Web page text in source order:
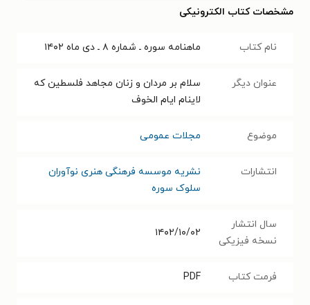
مشخصات کتاب الکترونیکی
نام کتاب ماهنامه سوره ـ شماره ۸ ـ دی ماه ۱۴۰۲
عنوان دیگر
سلام بر مردان و زنان مجاهد فلسطین که
لاینام ایام الخوف
موضوع مجلات عمومی
انتشارات
نشریه موسسه فرهنگی هنری نوآوران
سلوک سوره
سال انتشار
نسخه فیزیکی
۱۴۰۲/۱۰/۰۲
فرمت کتاب PDF